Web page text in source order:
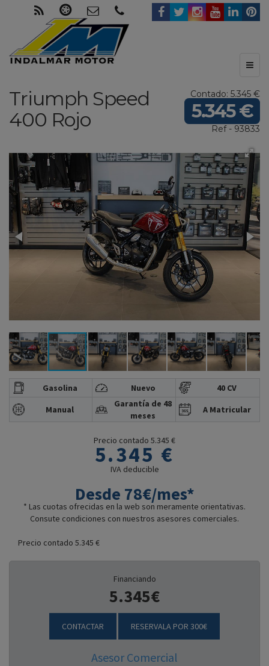
Contado: 5.345 €
5.345 €
Ref - 93833
Triumph Speed
400 Rojo
Gasolina Nuevo
40 CV
Manual
Garantía de 48
meses
A Matricular
Precio contado 5.345 €
5.345 €
IVA deducible
Desde 78€/mes*
* Las cuotas ofrecidas en la web son meramente orientativas.
Consute condiciones con nuestros asesores comerciales.
Precio contado 5.345 €
Financiando
5.345€
CONTACTAR RESERVALA POR 300€
Asesor Comercial